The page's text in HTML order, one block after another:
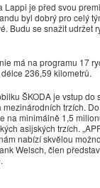
Lappi je před svou
byl dobrý pro celý
Budu se snažit udržet
má na programu 17
236,59 kilometrů.
ŠKODA je vstup
trzích.
na minimálně 1,5
asijských trzích.
nabízí skvělou
Welsch, člen